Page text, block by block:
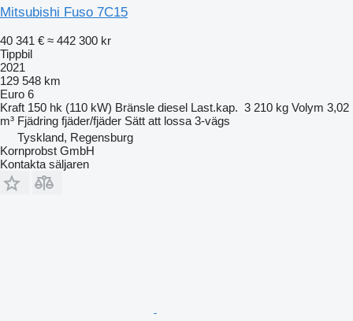
Mitsubishi Fuso 7C15
40 341 € ≈ 442 300 kr
Tippbil
2021
129 548 km
Euro 6
Kraft 150 hk (110 kW) Bränsle diesel Last.kap. 3 210 kg Volym 3,02
m³ Fjädring fjäder/fjäder Sätt att lossa 3-vägs
Tyskland, Regensburg
Kornprobst GmbH
Kontakta säljaren